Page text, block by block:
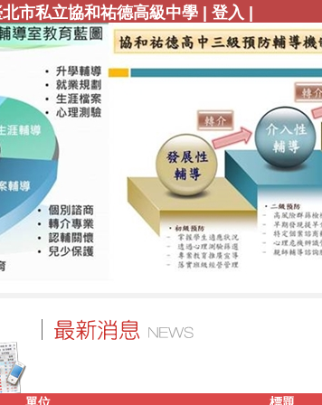
市私立協和祐德高級中學| 登入 |